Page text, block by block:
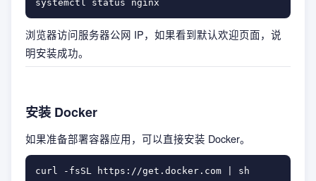
浏览器访问服务器公网 IP，如果看到默认欢迎页面，说
明安装成功。
安装 Docker
如果准备部署容器应用，可以直接安装 Docker。